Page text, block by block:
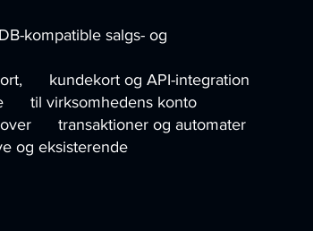
kompatible salgs- og
kundekort og API-integration
til virksomhedens konto
over transaktioner og automater
og eksisterende